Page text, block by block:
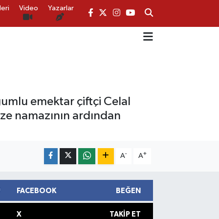
Video Yazarlar
emektar çiftçi Celal
namazının ardından
A- A+
FACEBOOK BEĞEN
X TAKIP ET